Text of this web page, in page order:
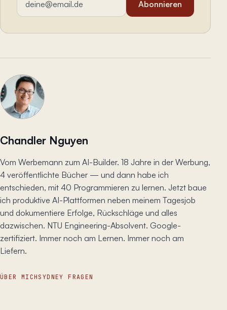
Abonnieren
Chandler Nguyen
Vom Werbemann zum AI-Builder. 18 Jahre in der Werbung,
4 veröffentlichte Bücher — und dann habe ich
entschieden, mit 40 Programmieren zu lernen. Jetzt baue
ich produktive AI-Plattformen neben meinem Tagesjob
und dokumentiere Erfolge, Rückschläge und alles
dazwischen. NTU Engineering-Absolvent. Google-
zertifiziert. Immer noch am Lernen. Immer noch am
Liefern.
ÜBER MICH SYDNEY FRAGEN